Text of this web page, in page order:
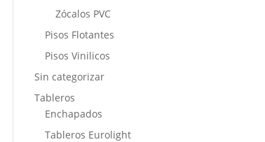
Zócalos PVC
Pisos Flotantes
Pisos Vinilicos
Sin categorizar
Tableros
Enchapados
Tableros Eurolight